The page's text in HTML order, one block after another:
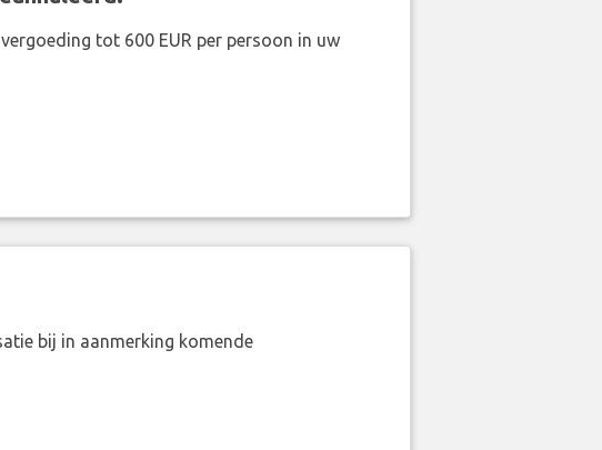
tot 600 EUR per persoon in uw
bij in aanmerking komende